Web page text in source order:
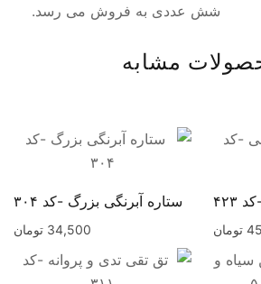
شش عددی به فروش می رسد.
مشابه
تومان
ستاره آبرنگی بزرگ -کد ۳۰۴
34,500 تومان